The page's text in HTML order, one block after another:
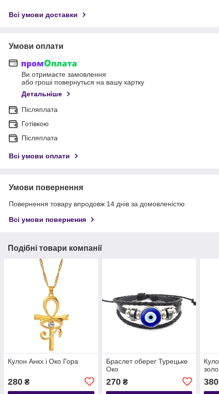
Всі умови доставки
Умови оплати
Ви отримаєте замовлення
або гроші повернуться на вашу картку
Детальніше
Післяплата
Готівкою
Післяплата
Всі умови оплати
Умови повернення
Повернення товару впродовж 14 днів за домовленістю
Всі умови повернення
Подібні товари компанії
Кулон Анкх і Око Гора
280 ₴
Браслет оберег Турецьке
Око
270₴ 380